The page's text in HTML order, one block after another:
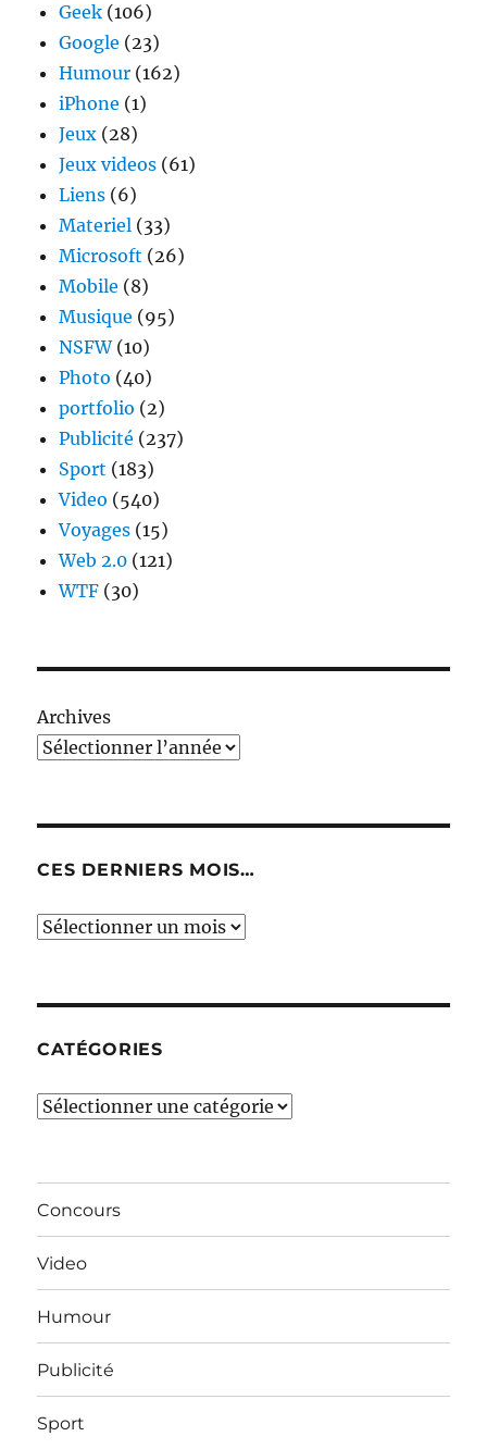
Geek (106)
Google (23)
Humour (162)
iPhone (1)
Jeux (28)
Jeux videos (61)
Liens (6)
Materiel (33)
Microsoft (26)
Mobile (8)
Musique (95)
NSFW(10)
Photo (40)
portfolio (2)
Publicité (237)
Sport (183)
Video (540)
Voyages (15)
Web 2.0 (121)
WTF (30)
Archives
CES DERNIERS MOIS…
Ces
CATÉGORIES
Catégories
Concours
Video
Humour
Publicité
Sport